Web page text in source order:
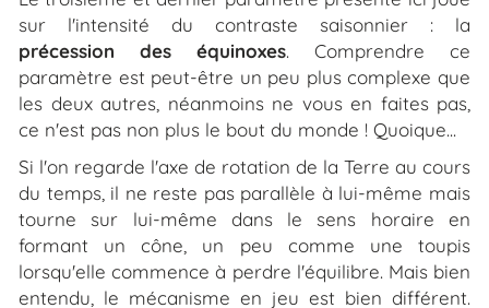
sur l'intensité du contraste saisonnier : la
précession des équinoxes. Comprendre ce
paramètre est peut-être un peu plus complexe que
les deux autres, néanmoins ne vous en faites pas,
ce n'est pas non plus le bout du monde ! Quoique...
Si l'on regarde l'axe de rotation de la Terre au cours
du temps, il ne reste pas parallèle à lui-même mais
tourne sur lui-même dans le sens horaire en
formant un cône, un peu comme une toupis
lorsqu'elle commence à perdre l'équilibre. Mais bien
entendu, le mécanisme en jeu est bien différent.